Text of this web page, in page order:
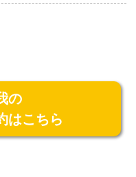
の
はこちら